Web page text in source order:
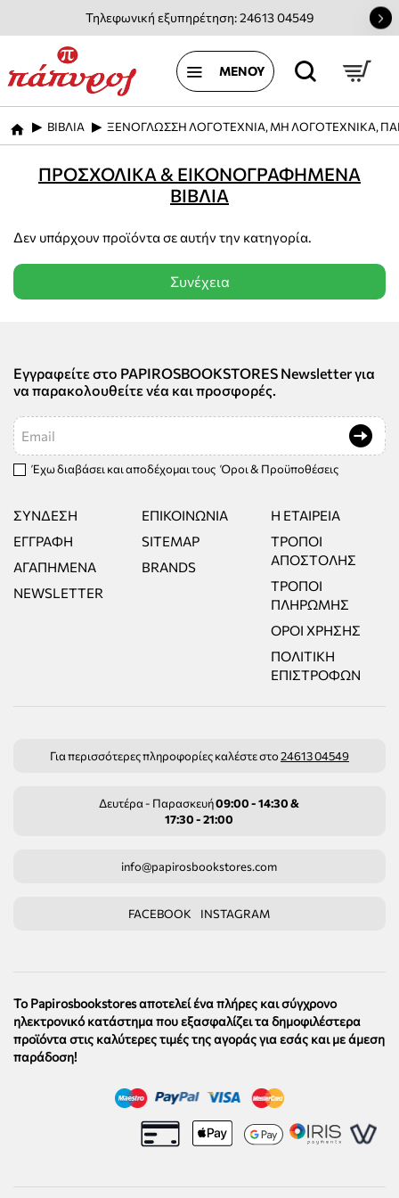
Τηλεφωνική εξυπηρέτηση: 24613 04549
home
ΒΙΒΛΙΑ ΞΕΝΟΓΛΩΣΣΗ ΛΟΓΟΤΕΧΝΙΑ, ΜΗ ΛΟΓΟΤΕΧΝΙΚΑ,
ΠΡΟΣΧΟΛΙΚΑ & ΕΙΚΟΝΟΓΡΑΦΗΜΕΝΑ
ΒΙΒΛΙΑ
Δεν υπάρχουν προϊόντα σε αυτήν την κατηγορία.
Συνέχεια
Εγγραφείτε στο PAPIROSBOOKSTORES Newsletter για
να παρακολουθείτε νέα και προσφορές.
Email
Έχω διαβάσει και αποδέχομαι τους Όροι & Προϋποθέσεις
ΣΎΝΔΕΣΗ
ΕΓΓΡΑΦΉ
ΑΓΑΠΗΜΈΝΑ
NEWSLETTER
ΕΠΙΚΟΙΝΩΝΊΑ
SITEMAP
BRANDS
Η ΕΤΑΙΡΕΊΑ
ΤΡΌΠΟΙ
ΑΠΟΣΤΟΛΉΣ
ΤΡΌΠΟΙ
ΠΛΗΡΩΜΉΣ
ΌΡΟΙ ΧΡΉΣΗΣ
ΠΟΛΙΤΙΚΉ
ΕΠΙΣΤΡΟΦΏΝ
Για περισσότερες πληροφορίες καλέστε στο24613 04549
Δευτέρα - Παρασκευή09:00 - 14:30 &
17:30 - 21:00
info@papirosbookstores.com
FACEBOOK INSTAGRAM
Το Papirosbookstores αποτελεί ένα πλήρες και σύγχρονο
ηλεκτρονικό κατάστημα που εξασφαλίζει τα δημοφιλέστερα
προϊόντα στις καλύτερες τιμές της αγοράς για εσάς και με άμεση
παράδοση!